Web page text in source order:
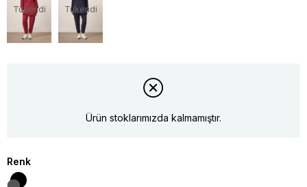
Tükendi Tükendi
Ürün stoklarımızda kalmamıştır.
Renk